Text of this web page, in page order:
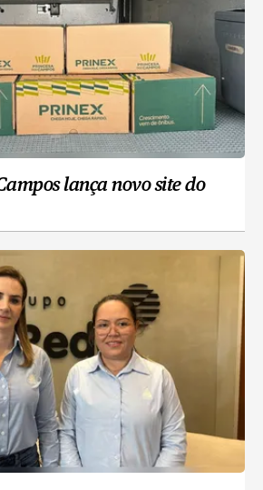
lança novo site do